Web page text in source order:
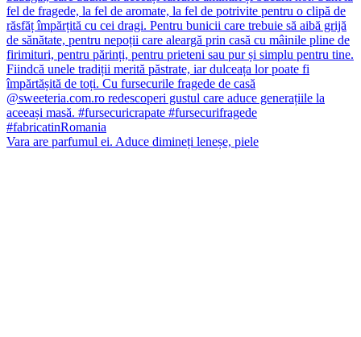
Vara are parfumul ei. Aduce dimineți leneșe, piele